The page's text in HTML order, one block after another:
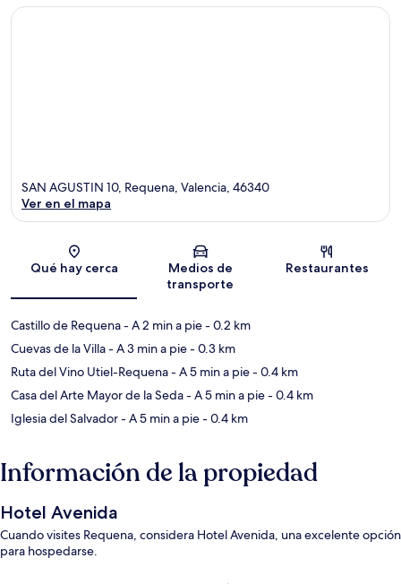
Sección del mapa
SAN AGUSTIN 10, Requena, Valencia, 46340
Ver en el mapa
Qué hay cerca
Medios de
transporte
Restaurantes
Castillo de Requena- A 2 min a pie- 0.2 km
Cuevas de la Villa- A 3 min a pie- 0.3 km
Ruta del Vino Utiel-Requena- A 5 min a pie- 0.4 km
Casa del Arte Mayor de la Seda- A 5 min a pie- 0.4 km
Iglesia del Salvador- A 5 min a pie- 0.4 km
Información de la propiedad
Hotel Avenida
Cuando visites Requena, considera Hotel Avenida, una excelente opción
para hospedarse.